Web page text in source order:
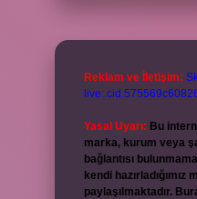
Reklam ve İletişim:
Yasal Uyarı: Bu
marka, kurum veya
bağlantısı
kendi hazırladığımız
paylaşılmaktadır.